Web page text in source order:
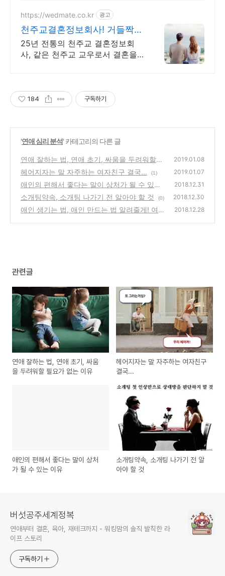
https://wedmate.co.kr 광고
천주교결혼정보회사! 거들짝
이상형 프로필 무료 받아보기
25년 전통의 천주교 결혼정보회
사, 같은 천주교 교우로서 결혼을
184 구독하기
'연애 심리 분석' 카테고리의 다른 글
연애 잘하는 법, 연애 초기, 싸움을 두려워할
필요가 없는 이유
(2)
2019.01.08
헤어지자는 말 자주하는 여자친구 결국... (1) 2019.01.07
애인의 편해서 좋다는 말이 상처가 될 수 있는
이유
(0)
2018.12.31
소개팅약속, 소개팅 나가기 전 알아야 할 것 (0) 2018.12.30
애인 생기는 법, 애인 만드는 법 알려줄게! 여
2018.12.28
관련글
연애 잘하는 법, 연애 초기, 싸움
을 두려워할 필요가 없는 이유
헤어지자는 말 자주하는 여자친구
결국...
애인의 편해서 좋다는 말이 상처
가 될 수 있는 이유
소개팅약속, 소개팅 나가기 전 알
아야 할 것
버섯공주세계정복
연애부터 결혼, 육아, 재테크까지 - 워킹맘의 솔직 발칙한 라
이프 스토리
구독하기